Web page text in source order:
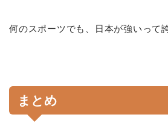
何のスポーツでも、日本が強いって
まとめ